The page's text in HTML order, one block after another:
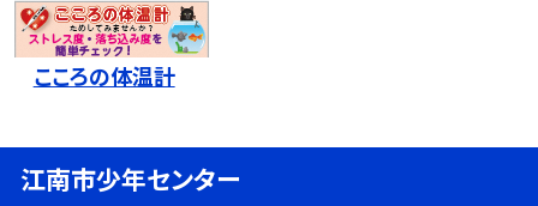
こころの体温計
江南市少年センター